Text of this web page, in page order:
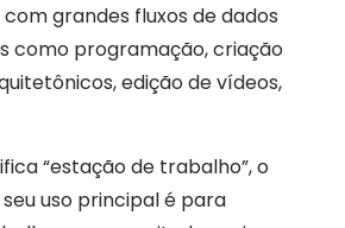
grandes fluxos de dados
como programação, criação
edição de vídeos,
“estação de trabalho”, o
uso principal é para